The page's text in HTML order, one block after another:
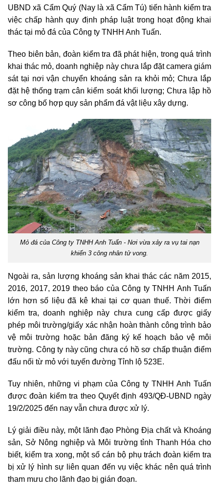
UBND xã Cẩm Quý (Nay là xã Cẩm Tú) tiến hành kiểm tra
việc chấp hành quy định pháp luật trong hoạt động khai
thác tại mỏ đá của Công ty TNHH Anh Tuấn.
Theo biên bản, đoàn kiểm tra đã phát hiện, trong quá trình
khai thác mỏ, doanh nghiệp này chưa lắp đặt camera giám
sát tại nơi vận chuyển khoáng sản ra khỏi mỏ; Chưa lắp
đặt hệ thống trạm cân kiểm soát khối lượng; Chưa lập hồ
sơ công bố hợp quy sản phẩm đá vật liệu xây dựng.
Mỏ đá của Công ty TNHH Anh Tuấn - Nơi vừa xảy ra vụ tai nạn
khiến 3 công nhân tử vong.
Ngoài ra, sản lượng khoáng sản khai thác các năm 2015,
2016, 2017, 2019 theo báo của Công ty TNHH Anh Tuấn
lớn hơn số liệu đã kê khai tại cơ quan thuế. Thời điểm
kiểm tra, doanh nghiệp này chưa cung cấp được giấy
phép môi trường/giấy xác nhận hoàn thành công trình bảo
vệ môi trường hoặc bản đăng ký kế hoạch bảo vệ môi
trường. Công ty này cũng chưa có hồ sơ chấp thuận điểm
đấu nối từ mỏ với tuyến đường Tỉnh lộ 523E.
Tuy nhiên, những vi phạm của Công ty TNHH Anh Tuấn
được đoàn kiểm tra theo Quyết định 493/QĐ-UBND ngày
19/2/2025 đến nay vẫn chưa được xử lý.
Lý giải điều này, một lãnh đạo Phòng Địa chất và Khoáng
sản, Sở Nông nghiệp và Môi trường tỉnh Thanh Hóa cho
biết, kiểm tra xong, một số cán bộ phụ trách đoàn kiểm tra
bị xử lý hình sự liên quan đến vụ việc khác nên quá trình
tham mưu cho lãnh đạo bị gián đoạn.